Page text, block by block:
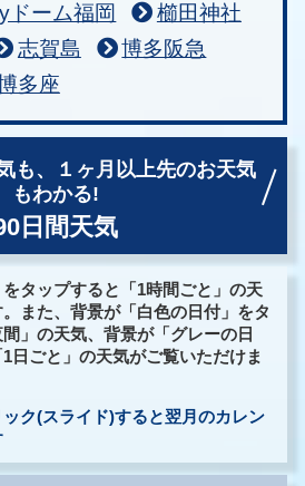
ドーム福岡
櫛田神社
志賀島
博多阪急
多座
も、
１ヶ月以上先のお天気
もわかる!
日間天気
タップすると「1時間ごと」の天
また、背景が「白色の日付」をタ
」の天気、背景が「グレーの日
日ごと」の天気がご覧いただけま
ク(スライド)すると翌月のカレン